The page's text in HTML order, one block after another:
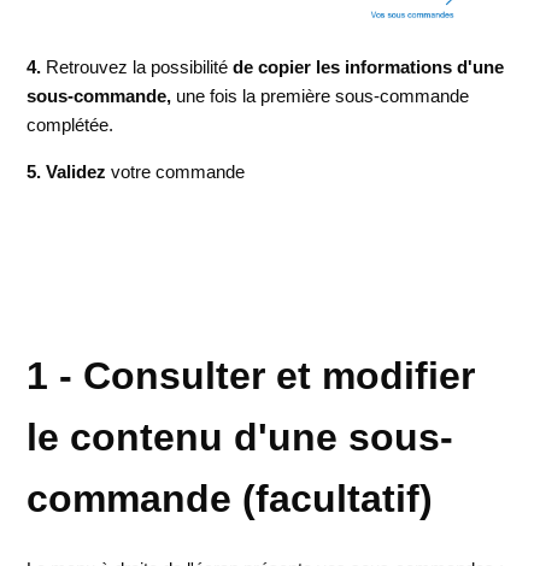
4. Retrouvez la possibilitéde copier les informations d'une
sous-commande, une fois la première sous-commande
complétée.
5. Validez votre commande
1 - Consulter et modifier
le contenu d'une sous-
commande (facultatif)